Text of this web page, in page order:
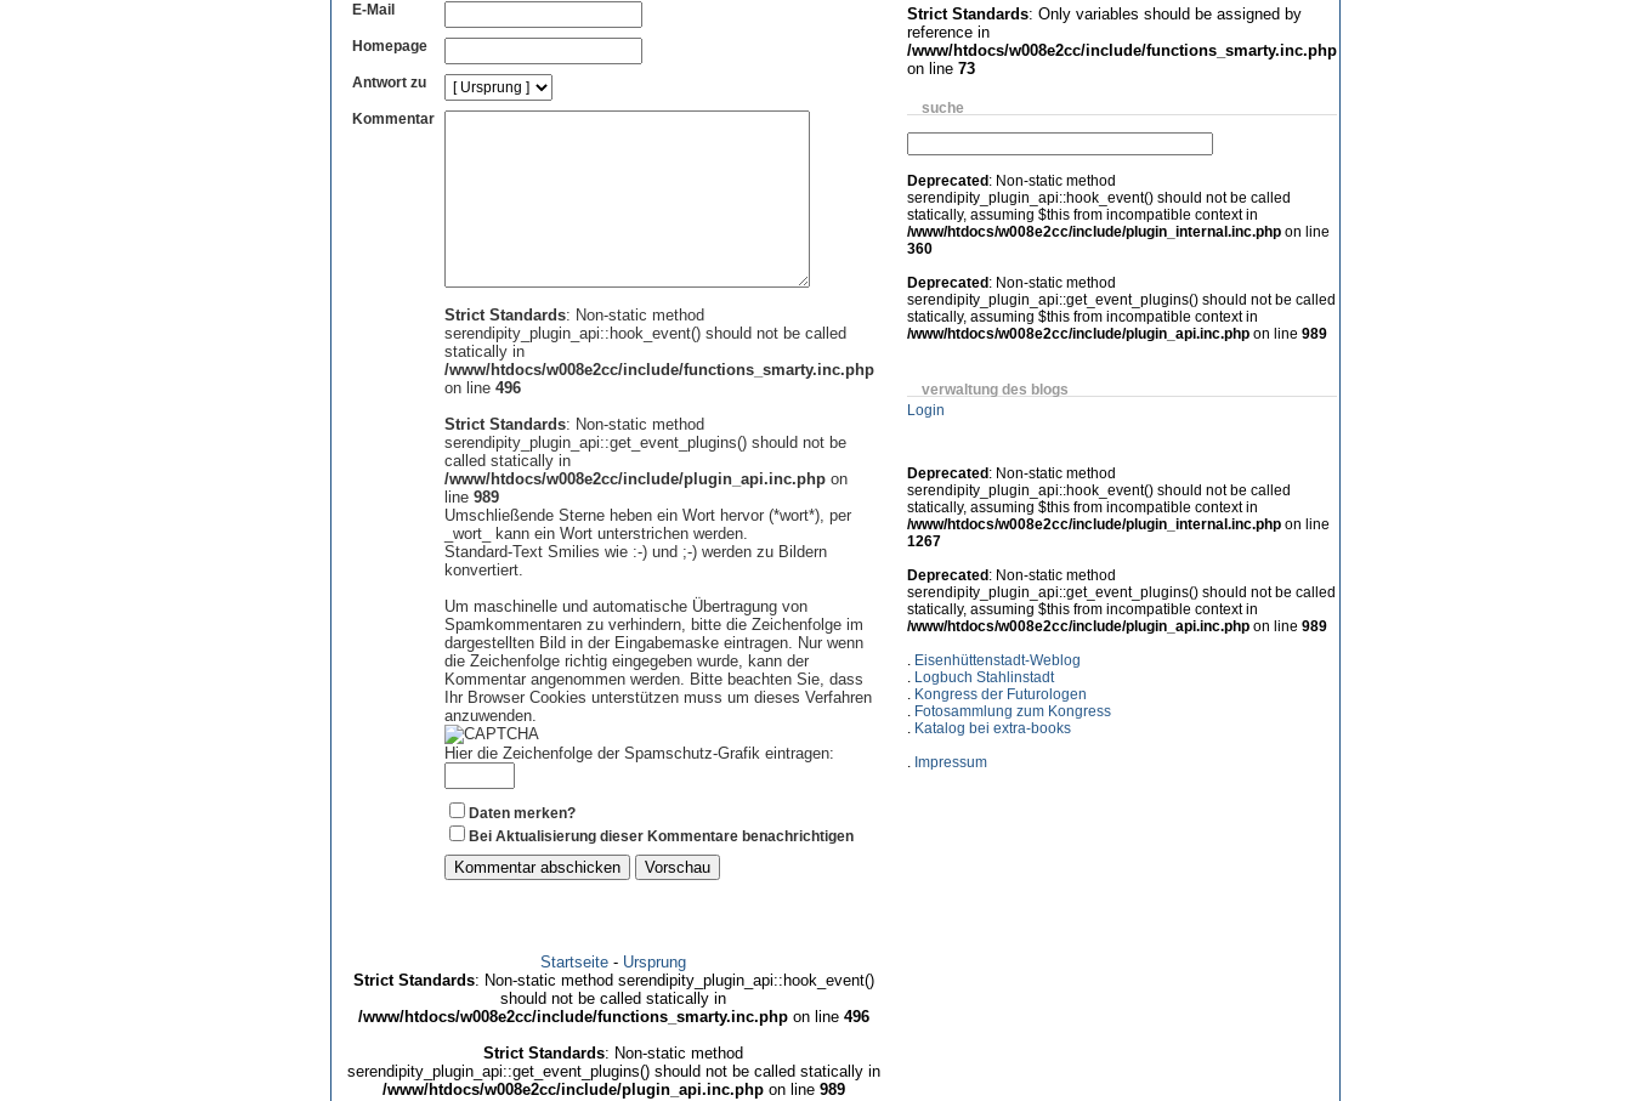
E-Mail
Homepage
Antwort zu
Kommentar
Strict Standards: Non-static method
serendipity_plugin_api::hook_event() should not be called
statically in
/www/htdocs/w008e2cc/include/functions_smarty.inc.php
on line 496
Strict Standards: Non-static method
serendipity_plugin_api::get_event_plugins() should not be
called statically in
/www/htdocs/w008e2cc/include/plugin_api.inc.php on
line 989
Umschließende Sterne heben ein Wort hervor (*wort*), per
_wort_ kann ein Wort unterstrichen werden.
Standard-Text Smilies wie :-) und ;-) werden zu Bildern
konvertiert.
Um maschinelle und automatische Übertragung von
Spamkommentaren zu verhindern, bitte die Zeichenfolge im
dargestellten Bild in der Eingabemaske eintragen. Nur wenn
die Zeichenfolge richtig eingegeben wurde, kann der
Kommentar angenommen werden. Bitte beachten Sie, dass
Ihr Browser Cookies unterstützen muss um dieses Verfahren
anzuwenden.
Hier die Zeichenfolge der Spamschutz-Grafik eintragen:
Daten merken?
Bei Aktualisierung dieser Kommentare benachrichtigen
Startseite - Ursprung
Strict Standards: Non-static method serendipity_plugin_api::hook_event()
should not be called statically in
/www/htdocs/w008e2cc/include/functions_smarty.inc.phpon line 496
Strict Standards: Non-static method
serendipity_plugin_api::get_event_plugins() should not be called statically in
/www/htdocs/w008e2cc/include/plugin_api.inc.phpon line 989
Strict Standards: Only variables should be assigned by
reference in
/www/htdocs/w008e2cc/include/functions_smarty.inc.php
on line 73
suche
Deprecated : Non-static method
serendipity_plugin_api::hook_event() should not be called
statically, assuming $this from incompatible context in
/www/htdocs/w008e2cc/include/plugin_internal.inc.php on line
360
Deprecated : Non-static method
serendipity_plugin_api::get_event_plugins() should not be called
statically, assuming $this from incompatible context in
/www/htdocs/w008e2cc/include/plugin_api.inc.php on line 989
verwaltung des blogs
Login
Deprecated : Non-static method
serendipity_plugin_api::hook_event() should not be called
statically, assuming $this from incompatible context in
/www/htdocs/w008e2cc/include/plugin_internal.inc.php on line
1267
Deprecated : Non-static method
serendipity_plugin_api::get_event_plugins() should not be called
statically, assuming $this from incompatible context in
/www/htdocs/w008e2cc/include/plugin_api.inc.php on line 989
. Eisenhüttenstadt-Weblog
. Logbuch Stahlinstadt
. Kongress der Futurologen
. Fotosammlung zum Kongress
. Katalog bei extra-books
. Impressum